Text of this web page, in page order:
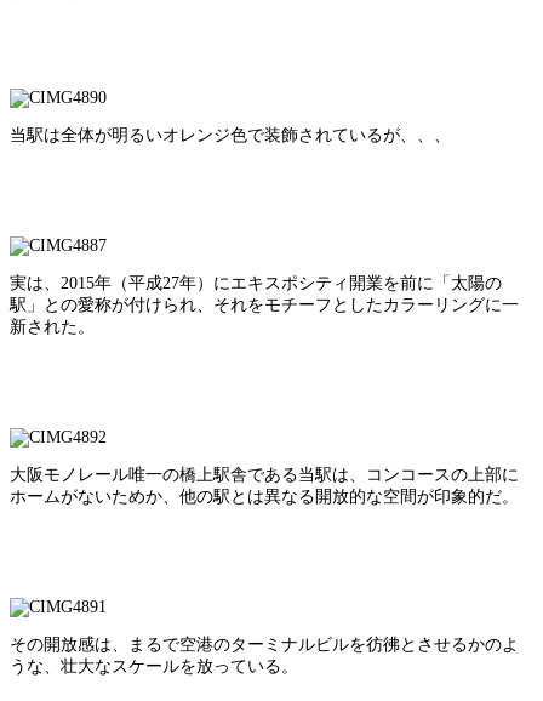
当駅は全体が明るいオレンジ色で装飾されているが、、、
実は、2015年（平成27年）にエキスポシティ開業を前に「太陽の
駅」との愛称が付けられ、それをモチーフとしたカラーリングに一
新された。
大阪モノレール唯一の橋上駅舎である当駅は、コンコースの上部に
ホームがないためか、他の駅とは異なる開放的な空間が印象的だ。
その開放感は、まるで空港のターミナルビルを彷彿とさせるかのよ
うな、壮大なスケールを放っている。